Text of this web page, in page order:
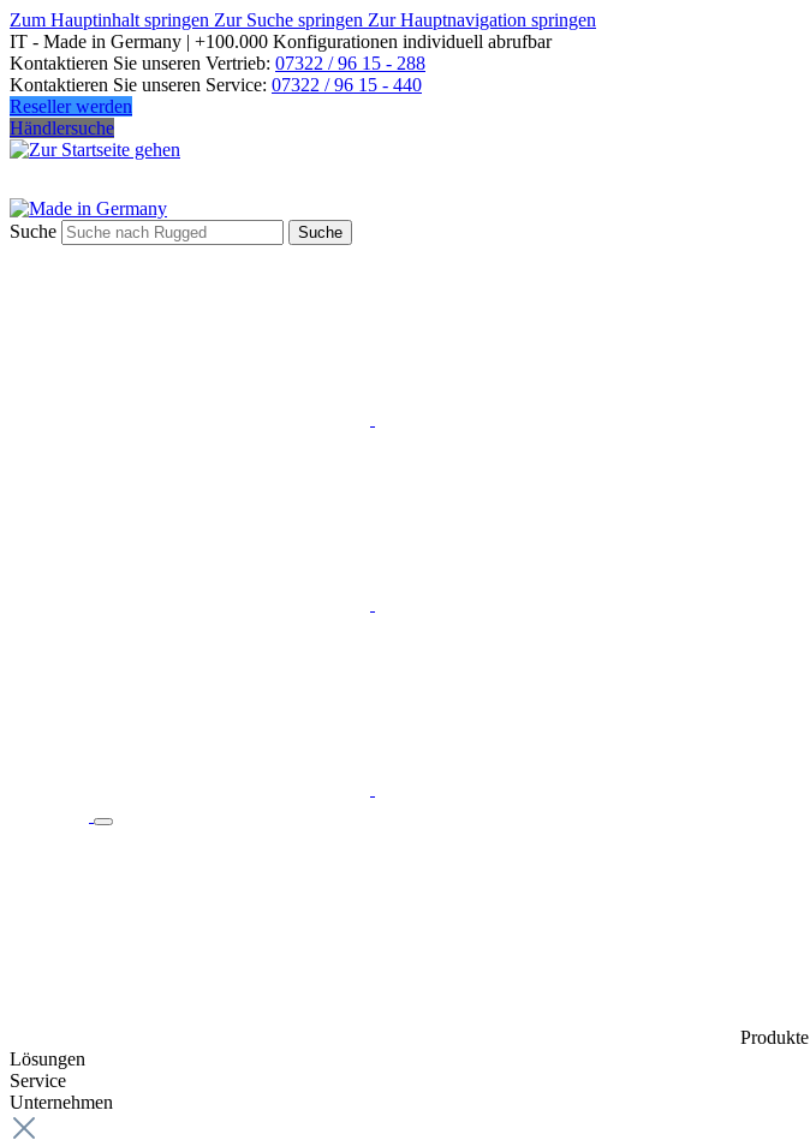
Zum Hauptinhalt springen Zur Suche springen Zur Hauptnavigation springen
IT - Made in Germany | +100.000 Konfigurationen individuell abrufbar
Kontaktieren Sie unseren Vertrieb: 07322 / 96 15 - 288
Kontaktieren Sie unseren Service: 07322 / 96 15 - 440
Reseller werden
Händlersuche
Suche Suche
Produkte
Lösungen
Service
Unternehmen